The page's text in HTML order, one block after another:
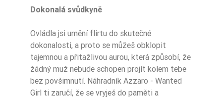
Dokonalá svůdkyně
Ovládla jsi umění flirtu do skutečné
dokonalosti, a proto se můžeš obklopit
tajemnou a přitažlivou aurou, která způsobí, že
žádný muž nebude schopen projít kolem tebe
bez povšimnutí. Náhradník Azzaro - Wanted
Girl ti zaručí, že se vryješ do paměti a
Nuty Bazy
eria
Dla Kogo damskie